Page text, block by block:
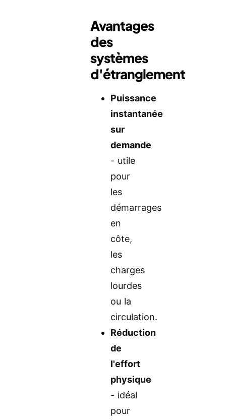
Avantages
des
systèmes
d'étranglement
Puissance
instantanée
sur
demande
- utile
pour
les
démarrages
en
côte,
les
charges
lourdes
ou la
circulation.
Réduction
de
l'effort
physique
- idéal
pour